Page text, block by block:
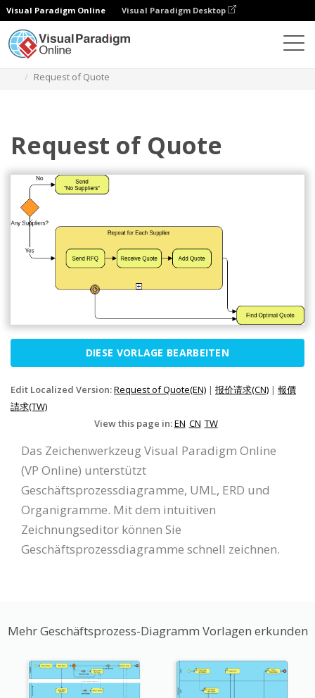
Visual Paradigm Online Visual Paradigm Desktop
Request of Quote
Request of Quote
DIESE VORLAGE BEARBEITEN
Edit Localized Version:Request of Quote(EN) | 报价请求(CN) | 報價
請求(TW)
View this page in:EN CN TW
Das Zeichenwerkzeug Visual Paradigm Online
(VP Online) unterstützt
Geschäftsprozessdiagramme, UML, ERD und
Organigramme. Mit dem intuitiven
Zeichnungseditor können Sie
Geschäftsprozessdiagramme schnell zeichnen.
Mehr Geschäftsprozess-Diagramm Vorlagen erkunden